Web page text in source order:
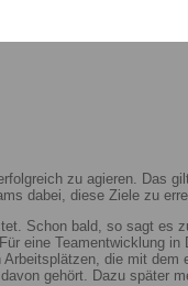
zu agieren. Das
dabei, diese Ziele zu
Schon bald, so sagt es
eine Teamentwicklung in
die mit dem
gehört. Dazu später